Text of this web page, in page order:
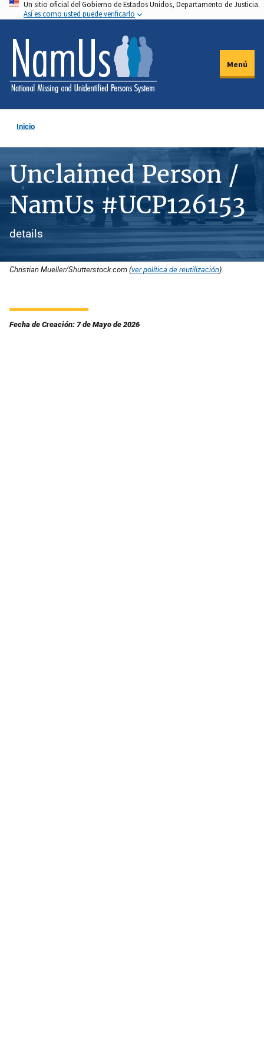
Pasar
al
contenido
principal
Un sitio oficial del Gobierno de Estados Unidos, Departamento de Justicia.
Así es como usted puede verificarlo
Menú
Inicio
Unclaimed Person /
NamUs #UCP126153
details
Christian Mueller/Shutterstock.com (ver política de reutilización).
Fecha de Creación: 7 de Mayo de 2026